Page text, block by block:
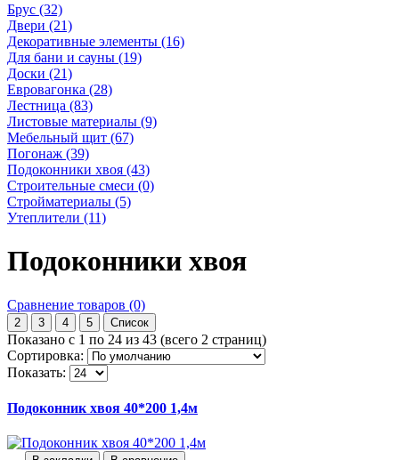
Брус (32)
Двери (21)
Декоративные элементы (16)
Для бани и сауны (19)
Доски (21)
Евровагонка (28)
Лестница (83)
Листовые материалы (9)
Мебельный щит (67)
Погонаж (39)
Подоконники хвоя (43)
Строительные смеси (0)
Стройматериалы (5)
Утеплители (11)
Подоконники хвоя
Сравнение товаров (0)
2 3 4 5 Список
Показано с 1 по 24 из 43 (всего 2 страниц)
Сортировка:
Показать:
Подоконник хвоя 40*200 1,4м